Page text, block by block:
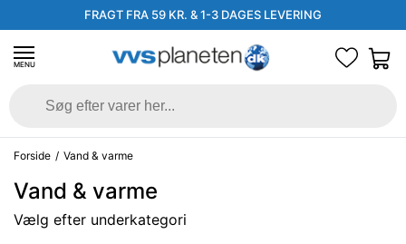
FRAGT FRA 59 KR. & 1-3 DAGES LEVERING
MENU
Forside / Vand & varme
Vand & varme
Vælg efter underkategori